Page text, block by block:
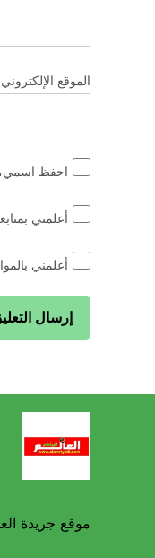
الموقع الإلكتروني
احفظ اسمي،
أعلمني
أعلمني
موقع جريدة